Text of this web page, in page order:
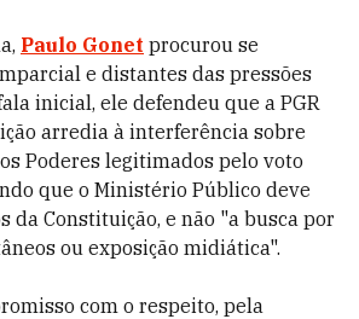
Paulo Gonet procurou se
e distantes das pressões
inicial, ele defendeu que a PGR
arredia à interferência sobre
Poderes legitimados pelo voto
que o Ministério Público deve
da Constituição, e não "a busca por
ou exposição midiática".
com o respeito, pela